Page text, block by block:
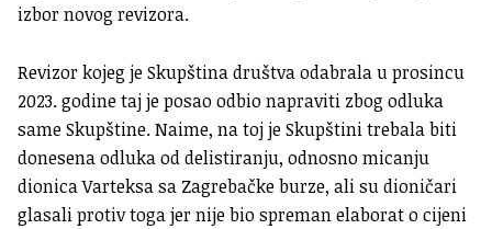
izbor novog revizora.
Revizor kojeg je Skupština društva odabrala u prosincu
2023. godine taj je posao odbio napraviti zbog odluka
same Skupštine. Naime, na toj je Skupštini trebala biti
donesena odluka od delistiranju, odnosno micanju
dionica Varteksa sa Zagrebačke burze, ali su dioničari
glasali protiv toga jer nije bio spreman elaborat o cijeni